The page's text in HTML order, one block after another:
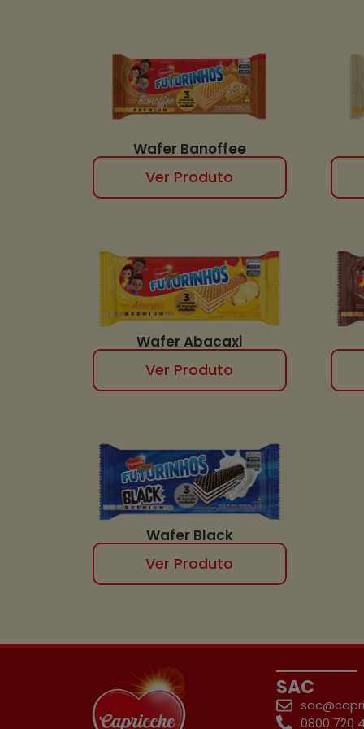
Wafer Banoffee
Ver Produto
Wafer Abacaxi
Ver Produto
Wafer Black
Ver Produto
SAC
0800 720